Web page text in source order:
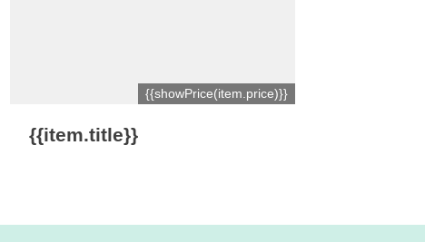
{{showPrice(item.price)}}
{{item.title}}